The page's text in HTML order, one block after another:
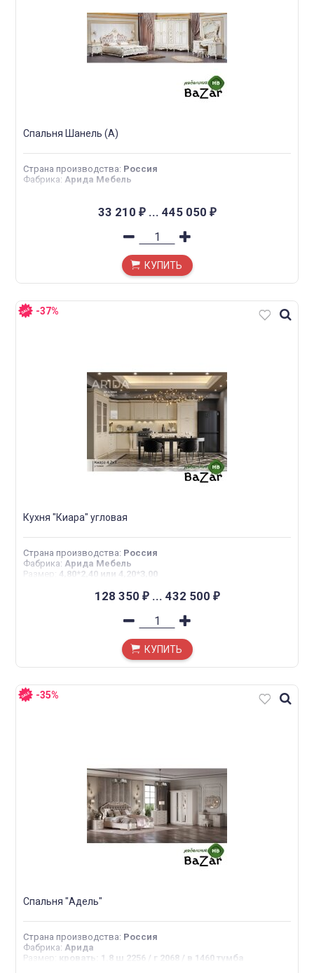
Спальня Шанель (А)
Страна производства: Россия
Фабрика: Арида Мебель
33 210 ₽... 445 050 ₽
КУПИТЬ
-37%
Кухня "Киара" угловая
Страна производства: Россия
Фабрика: Арида Мебель
Размер : 4,80*2,40 или 4,20*3,00
128 350 ₽... 432 500 ₽
КУПИТЬ
-35%
Спальня "Адель"
Страна производства: Россия
Фабрика: Арида
Размер : кровать: 1.8 ш 2256 / г 2068 / в 1460 тумба